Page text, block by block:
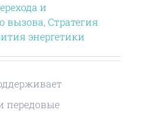
и
вызова, Стратегия
энергетики
передовые